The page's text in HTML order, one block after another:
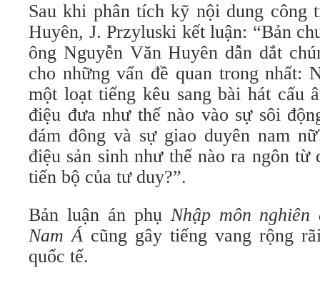
Sau khi phân tích kỹ nội dung công
Huyên, J. Przyluski kết luận: “Bản
ông Nguyễn Văn Huyên dẫn dắt
cho những vấn đề quan trong nhất:
một loạt tiếng kêu sang bài hát cấu
điệu đưa như thế nào vào sự sôi
đám đông và sự giao duyên nam
điệu sản sinh như thế nào ra ngôn từ
tiến bộ của tư duy?”.
Bản luận án phụ Nhập môn
Nam Á cũng gây tiếng vang rộng
quốc tế.